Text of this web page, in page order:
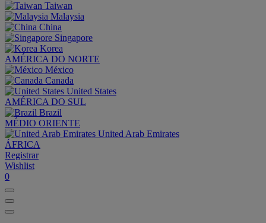
Taiwan
Malaysia
China
Singapore
Korea
AMÉRICA DO NORTE
México
Canada
United States
AMÉRICA DO SUL
Brazil
MÉDIO ORIENTE
United Arab Emirates
ÁFRICA
Registrar
Wishlist
0